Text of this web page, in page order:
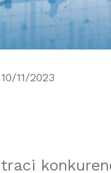
11/2023